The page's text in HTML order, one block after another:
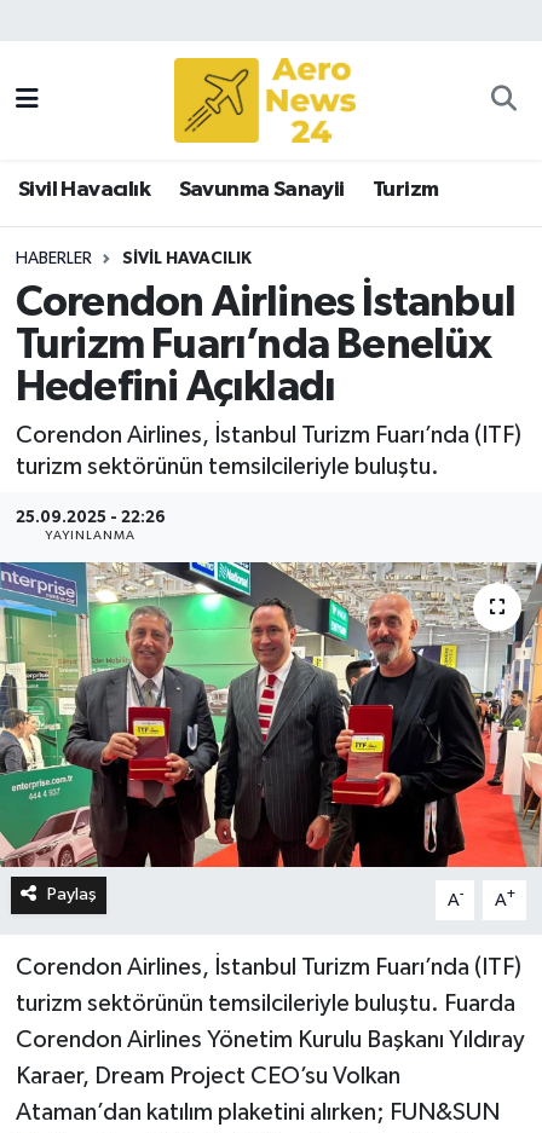
Sivil Havacılık Savunma Sanayii Turizm
HABERLER SIVIL HAVACILIK
Corendon Airlines İstanbul
Turizm Fuarı’nda Benelüx
Hedefini Açıkladı
Corendon Airlines, İstanbul Turizm Fuarı’nda (ITF)
turizm sektörünün temsilcileriyle buluştu.
25.09.2025 - 22:26
YAYINLANMA
Paylaş A- A+
Corendon Airlines, İstanbul Turizm Fuarı’nda (ITF)
turizm sektörünün temsilcileriyle buluştu. Fuarda
Corendon Airlines Yönetim Kurulu Başkanı Yıldıray
Karaer, Dream Project CEO’su Volkan
Ataman’dan katılım plaketini alırken; FUN&SUN